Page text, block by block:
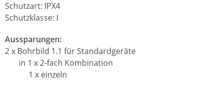
Schutzart: IPX4
Schutzklasse: I
Aussparungen:
2 x Bohrbild 1.1 für Standardgeräte
in 1 x 2-fach Kombination
1 x einzeln